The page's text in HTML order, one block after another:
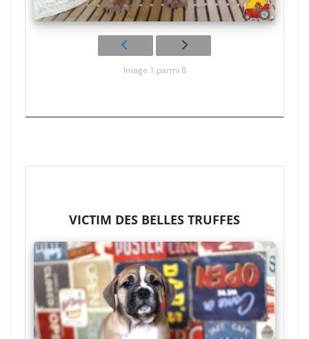
Image 1 parmi 8
VICTIM DES BELLES TRUFFES